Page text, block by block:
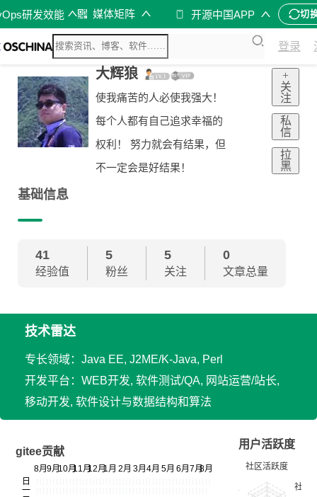
研发效能 媒体矩阵 开源中国APP 切
登录
大辉狼
使我痛苦的人必使我强大！
每个人都有自己追求幸福的
权利！ 努力就会有结果，但
不一定会是好结果！
+
关
注
私
信
拉
黑
基础信息
41
经验值
5
粉丝
5
关注
0
文章总量
技术雷达
专长领域：Java EE, J2ME/K-Java, Perl
开发平台：WEB开发, 软件测试/QA, 网站运营/站长,
移动开发, 软件设计与数据结构和算法
gitee贡献
用户活跃度